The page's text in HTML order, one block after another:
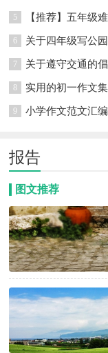
5 【推荐】五年级
6 关于四年级写公
7 关于遵守交通的
8 实用的初一作文
9 小学作文范文汇
报告
图文推荐